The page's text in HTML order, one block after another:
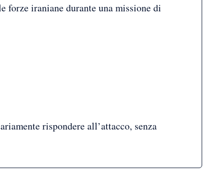
forze iraniane durante una missione di
rispondere all’attacco, senza